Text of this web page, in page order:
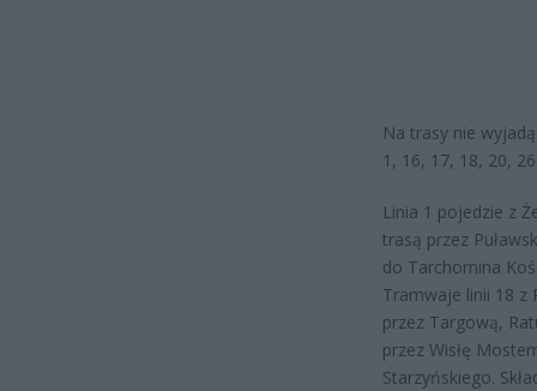
Na trasy nie
1, 16, 17, 18, 20,
Linia 1 pojedzie z
trasą przez
do Tarchomina
Tramwaje linii 18 z
przez Targową,
przez Wisłę
Starzyńskiego.